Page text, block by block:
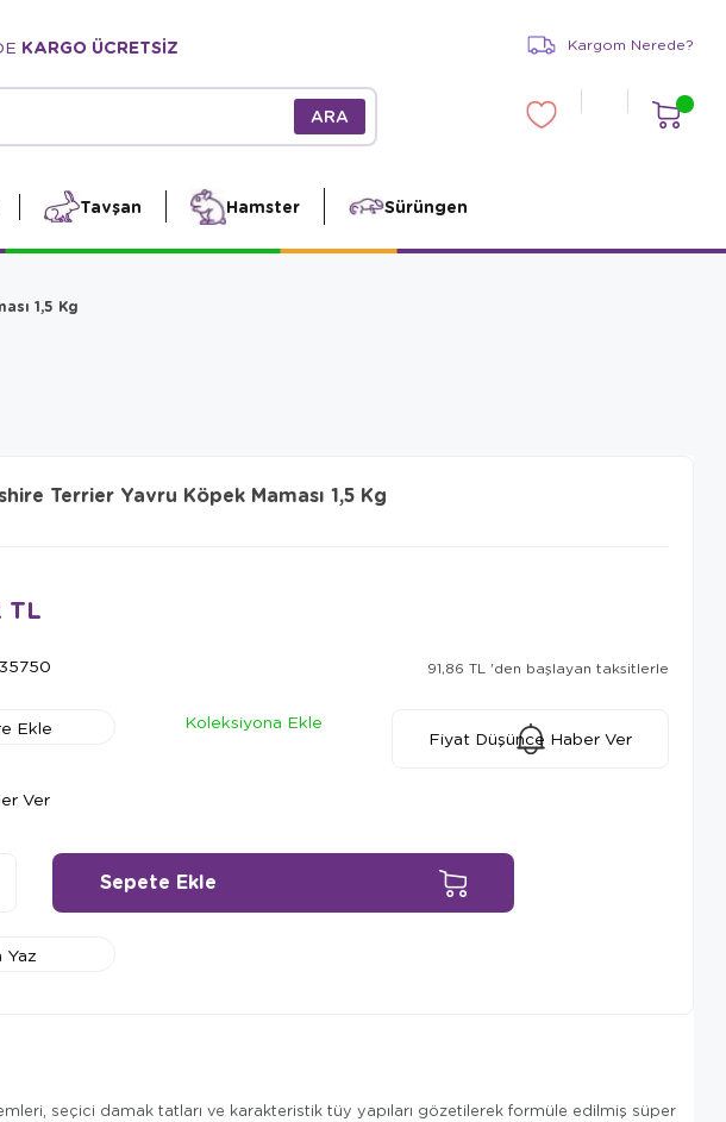
KARGO ÜCRETSİZ Kargom Nerede?
Tavşan Hamster Sürüngen
1,5 Kg
Terrier Yavru Köpek Maması 1,5 Kg
TL
91,86 TL 'den başlayan taksitlerle
Ekle
Koleksiyona Ekle
Fiyat Düşünce Haber Ver
Ver
Yaz
seçici damak tatları ve karakteristik tüy yapıları gözetilerek formüle edilmiş süper